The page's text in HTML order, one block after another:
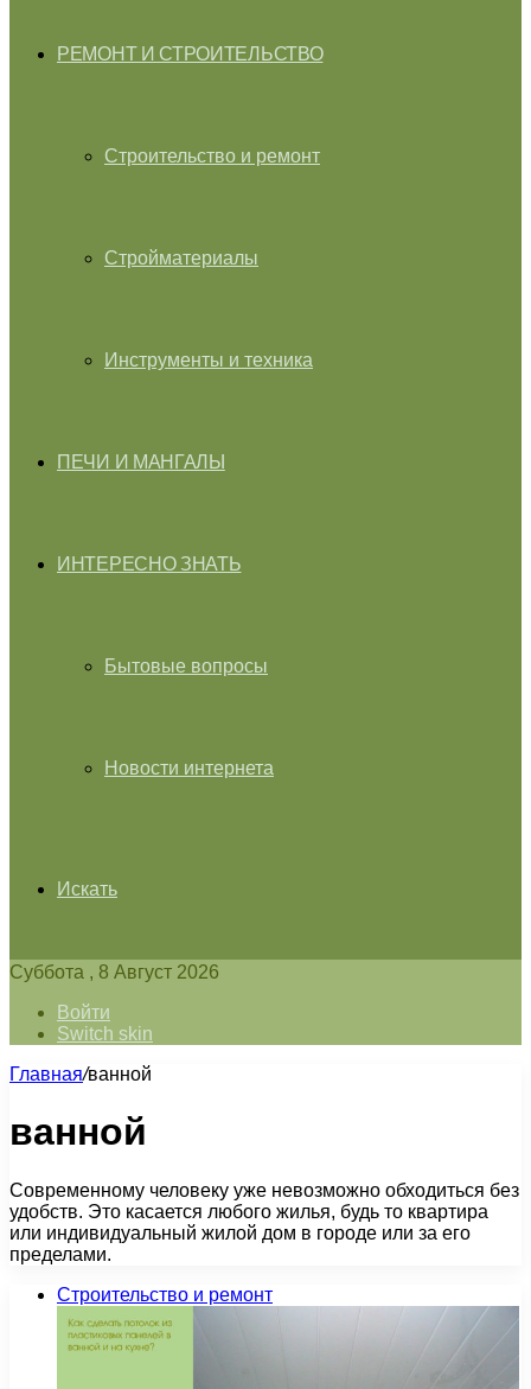
РЕМОНТ И СТРОИТЕЛЬСТВО
Строительство и ремонт
Стройматериалы
Инструменты и техника
ПЕЧИ И МАНГАЛЫ
ИНТЕРЕСНО ЗНАТЬ
Бытовые вопросы
Новости интернета
Искать
Суббота , 8 Август 2026
Войти
Switch skin
Главная/ванной
ванной
Современному человеку уже невозможно обходиться без
удобств. Это касается любого жилья, будь то квартира
или индивидуальный жилой дом в городе или за его
пределами.
Строительство и ремонт